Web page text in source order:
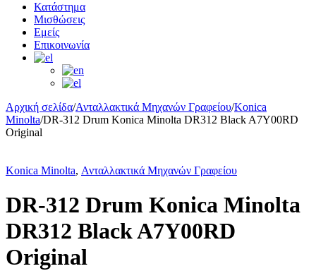
Κατάστημα
Μισθώσεις
Εμείς
Επικοινωνία
Αρχική σελίδα/Ανταλλακτικά Μηχανών Γραφείου/Konica
Minolta/DR-312 Drum Konica Minolta DR312 Black A7Y00RD
Original
Konica Minolta, Ανταλλακτικά Μηχανών Γραφείου
DR-312 Drum Konica Minolta
DR312 Black A7Y00RD
Original